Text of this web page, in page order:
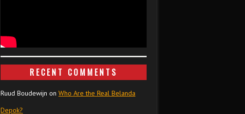
RECENT COMMENTS
Ruud Boudewijn on Who Are the Real Belanda
Depok?